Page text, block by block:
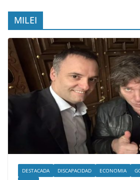
MILEI
DESTACADA DISCAPACIDAD ECONOMIA